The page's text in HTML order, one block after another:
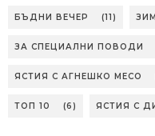
БЪДНИ ВЕЧЕР (11)
ЗА СПЕЦИАЛНИ ПОВОДИ
ЯСТИЯ С АГНЕШКО МЕСО
ТОП 10 (6) ЯСТИЯ С